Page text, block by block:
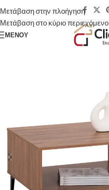
Μετάβαση στην πλοήγηση
Μετάβαση στο κύριο περιεχόμενο
ΜΕΝΟΎ